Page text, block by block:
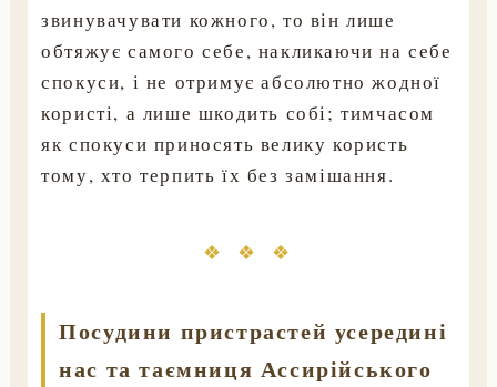
звинувачувати кожного, то він лише
обтяжує самого себе, накликаючи на себе
спокуси, і не отримує абсолютно жодної
користі, а лише шкодить собі; тимчасом
як спокуси приносять велику користь
тому, хто терпить їх без замішання.
❖ ❖ ❖
Посудини пристрастей усередині
нас та таємниця Ассирійського